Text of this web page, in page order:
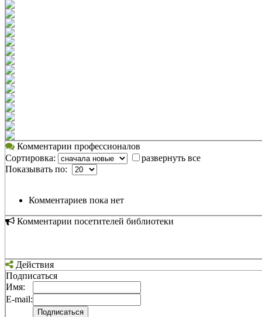
Комментарии профессионалов
Сортировка:
развернуть все
Показывать по:
Комментариев пока нет
Комментарии посетителей библиотеки
Действия
Подписаться
Имя:
E-mail: